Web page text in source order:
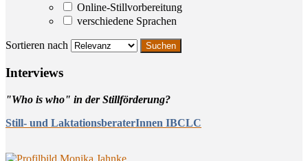
Online-Stillvorbereitung
verschiedene Sprachen
Sortieren nach
Inter­views
"Who is who" in der Stillförderung?
Still- und LaktationsberaterInnen IBCLC